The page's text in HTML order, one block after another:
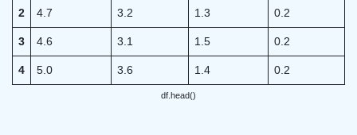
2 4.7 3.2 1.3 0.2
3 4.6 3.1 1.5 0.2
4 5.0 3.6 1.4 0.2
df.head()